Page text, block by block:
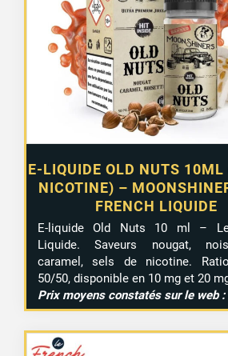
E-LIQUIDE OLD NUTS 10ML
NICOTINE) –
FRENCH LIQUIDE
E-liquide Old Nuts 10 ml –
Liquide. Saveurs nougat,
caramel, sels de nicotine.
50/50, disponible en 10 mg et 20
Prix moyens constatés sur le web